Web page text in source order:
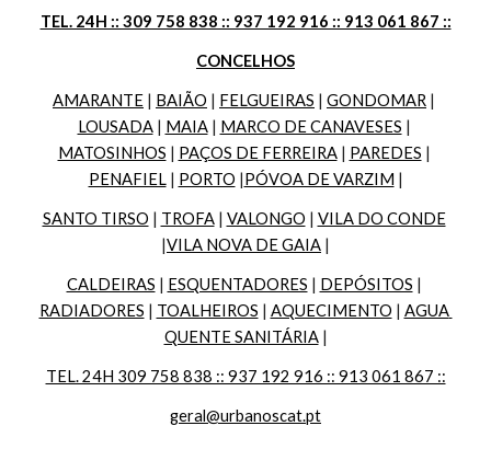
TEL. 24H :: 309 758 838 :: 937 192 916 :: 913 061 867 ::
CONCELHOS
AMARANTE | BAIÃO | FELGUEIRAS | GONDOMAR
LOUSADA | MAIA | MARCO DE CANAVESES
MATOSINHOS | PAÇOS DE FERREIRA | PAREDES
PENAFIEL | PORTO |PÓVOA DE VARZIM |
SANTO TIRSO | TROFA | VALONGO | VILA DO CONDE
|VILA NOVA DE GAIA |
CALDEIRAS | ESQUENTADORES | DEPÓSITOS
RADIADORES | TOALHEIROS | AQUECIMENTO | AGUA
QUENTE SANITÁRIA |
TEL. 24H 309 758 838 :: 937 192 916 :: 913 061 867 ::
geral@urbanoscat.pt